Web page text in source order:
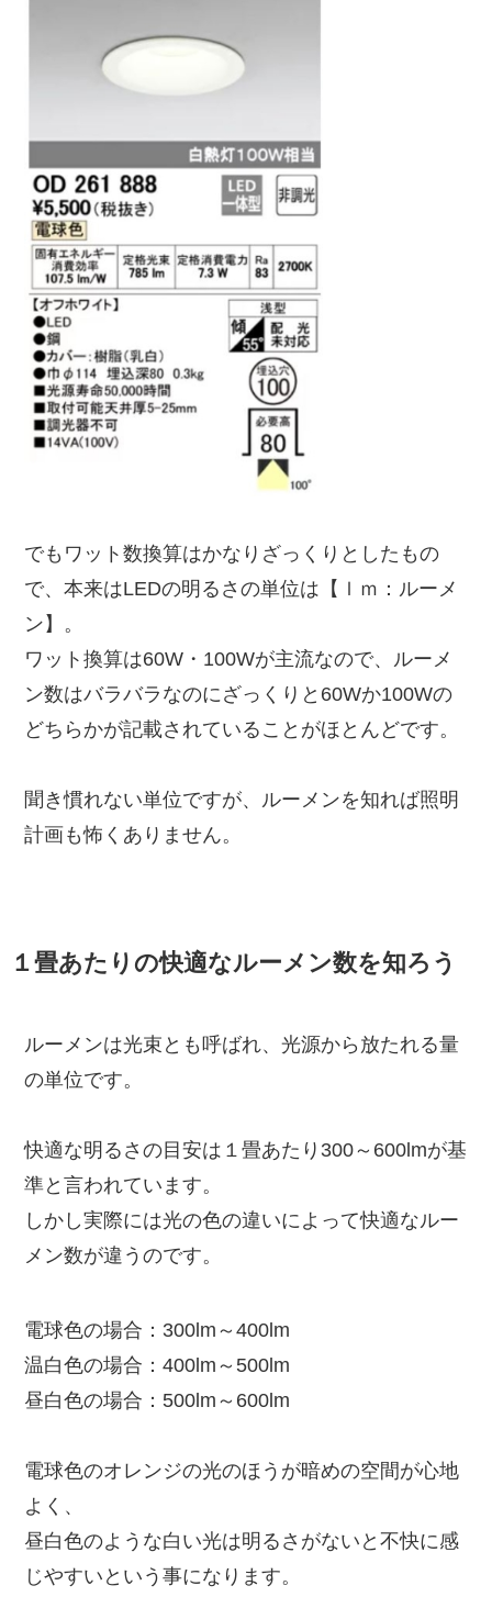
でもワット数換算はかなりざっくりとしたもの
で、本来はLEDの明るさの単位は【ｌｍ：ルーメ
ン】。
ワット換算は60W・100Wが主流なので、ルーメ
ン数はバラバラなのにざっくりと60Wか100Wの
どちらかが記載されていることがほとんどです。
聞き慣れない単位ですが、ルーメンを知れば照明
計画も怖くありません。
１畳あたりの快適なルーメン数を知ろう
ルーメンは光束とも呼ばれ、光源から放たれる量
の単位です。
快適な明るさの目安は１畳あたり300～600lmが基
準と言われています。
しかし実際には光の色の違いによって快適なルー
メン数が違うのです。
電球色の場合：300lm～400lm
温白色の場合：400lm～500lm
昼白色の場合：500lm～600lm
電球色のオレンジの光のほうが暗めの空間が心地
よく、
昼白色のような白い光は明るさがないと不快に感
じやすいという事になります。